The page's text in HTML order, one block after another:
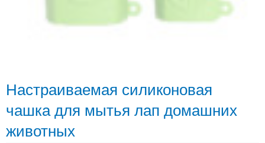
Настраиваемая силиконовая
чашка для мытья лап домашних
животных